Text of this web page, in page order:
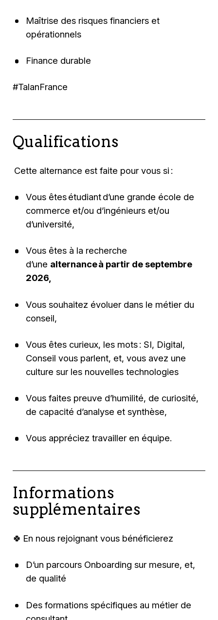
Maîtrise des risques financiers et
opérationnels
Finance durable
#TalanFrance
Qualifications
‍ Cette alternance est faite pour vous si :
Vous êtes étudiant d’une grande école de
commerce et/ou d’ingénieurs et/ou
d’université,
Vous êtes à la recherche
d’une alternance à partir de septembre
2026,
Vous souhaitez évoluer dans le métier du
conseil,
Vous êtes curieux, les mots : SI, Digital,
Conseil vous parlent, et, vous avez une
culture sur les nouvelles technologies
Vous faites preuve d’humilité, de curiosité,
de capacité d’analyse et synthèse,
Vous appréciez travailler en équipe.
Informations
supplémentaires
🍀 En nous rejoignant vous bénéficierez
D’un parcours Onboarding sur mesure, et,
de qualité
Des formations spécifiques au métier de